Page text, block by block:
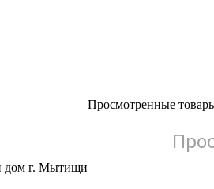
Просмотренные